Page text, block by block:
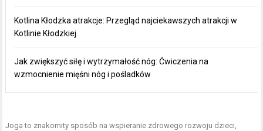
Kotlina Kłodzka atrakcje: Przegląd najciekawszych atrakcji w
Kotlinie Kłodzkiej
Jak zwiększyć siłę i wytrzymałość nóg: Ćwiczenia na
wzmocnienie mięśni nóg i pośladków
Joga to znakomity sposób na wspieranie zdrowego rozwoju dzieci,